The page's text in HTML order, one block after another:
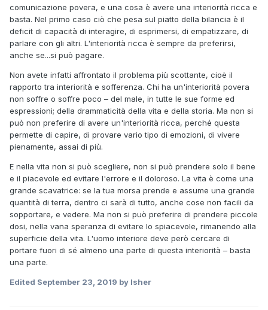
comunicazione povera, e una cosa è avere una interiorità ricca e
basta. Nel primo caso ciò che pesa sul piatto della bilancia è il
deficit di capacità di interagire, di esprimersi, di empatizzare, di
parlare con gli altri. L'interiorità ricca è sempre da preferirsi,
anche se...si può pagare.
Non avete infatti affrontato il problema più scottante, cioè il
rapporto tra interiorità e sofferenza. Chi ha un'interiorità povera
non soffre o soffre poco – del male, in tutte le sue forme ed
espressioni; della drammaticità della vita e della storia. Ma non si
può non preferire di avere un'interiorità ricca, perché questa
permette di capire, di provare vario tipo di emozioni, di vivere
pienamente, assai di più.
E nella vita non si può scegliere, non si può prendere solo il bene
e il piacevole ed evitare l'errore e il doloroso. La vita è come una
grande scavatrice: se la tua morsa prende e assume una grande
quantità di terra, dentro ci sarà di tutto, anche cose non facili da
sopportare, e vedere. Ma non si può preferire di prendere piccole
dosi, nella vana speranza di evitare lo spiacevole, rimanendo alla
superficie della vita. L'uomo interiore deve però cercare di
portare fuori di sé almeno una parte di questa interiorità – basta
una parte.
Edited September 23, 2019 by Isher